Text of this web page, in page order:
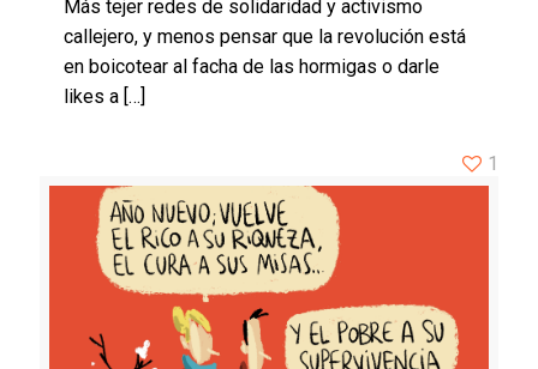
Más tejer redes de solidaridad y activismo
callejero, y menos pensar que la revolución está
en boicotear al facha de las hormigas o darle
likes a […]
1